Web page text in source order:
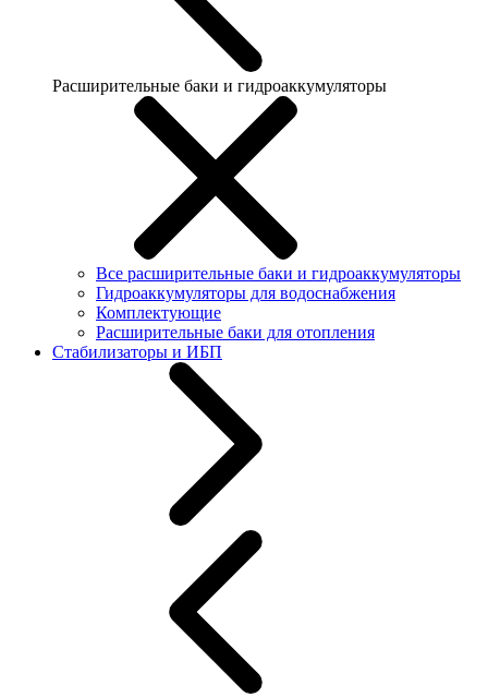
Расширительные баки и гидроаккумуляторы
Все расширительные баки и гидроаккумуляторы
Гидроаккумуляторы для водоснабжения
Комплектующие
Расширительные баки для отопления
Стабилизаторы и ИБП